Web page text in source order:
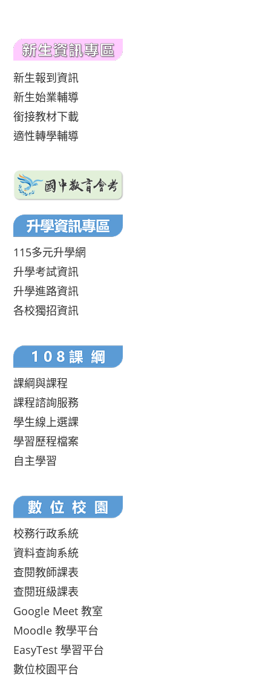
新生報到資訊
新生始業輔導
銜接教材下載
適性轉學輔導
115多元升學網
升學考試資訊
升學進路資訊
各校獨招資訊
課綱與課程
課程諮詢服務
學生線上選課
學習歷程檔案
自主學習
校務行政系統
資料查詢系統
查閱教師課表
查閱班級課表
Google Meet 教室
Moodle 教學平台
EasyTest 學習平台
數位校園平台